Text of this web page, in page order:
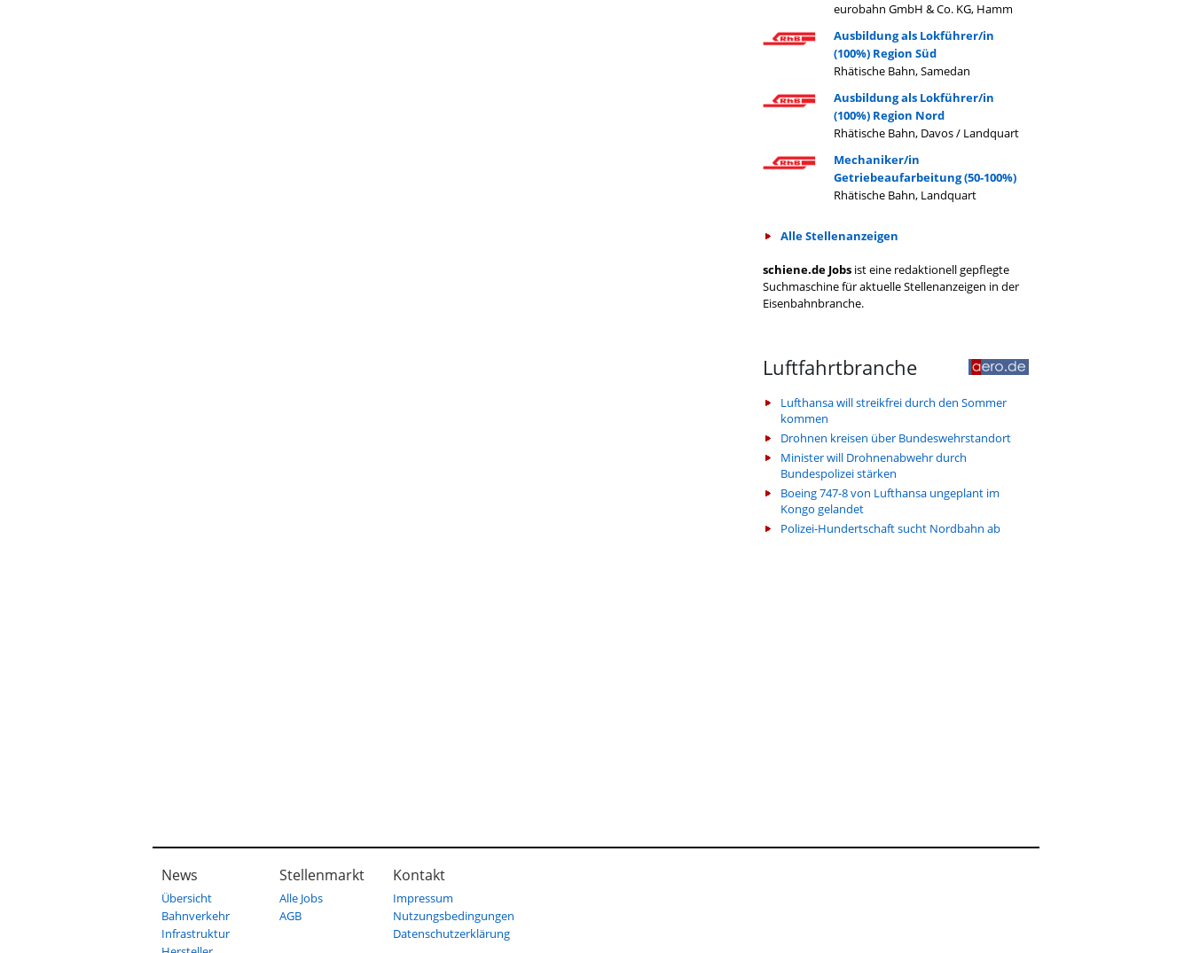
eurobahn GmbH & Co. KG, Hamm
Ausbildung als Lokführer/in
(100%) Region Süd
Rhätische Bahn, Samedan
Ausbildung als Lokführer/in
(100%) Region Nord
Rhätische Bahn, Davos / Landquart
Mechaniker/in
Getriebeaufarbeitung (50-100%)
Rhätische Bahn, Landquart
Alle Stellenanzeigen
schiene.de Jobs ist eine redaktionell gepflegte
Suchmaschine für aktuelle Stellenanzeigen in der
Eisenbahnbranche.
Luftfahrtbranche
Lufthansa will streikfrei durch den Sommer
kommen
Drohnen kreisen über Bundeswehrstandort
Minister will Drohnenabwehr durch
Bundespolizei stärken
Boeing 747-8 von Lufthansa ungeplant im
Kongo gelandet
Polizei-Hundertschaft sucht Nordbahn ab
News
Übersicht
Bahnverkehr
Infrastruktur
Stellenmarkt
Alle Jobs
AGB
Kontakt
Impressum
Nutzungsbedingungen
Datenschutzerklärung